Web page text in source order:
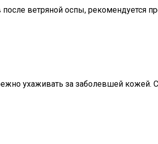
ветряной оспы, рекомендуется
ухаживать за заболевшей